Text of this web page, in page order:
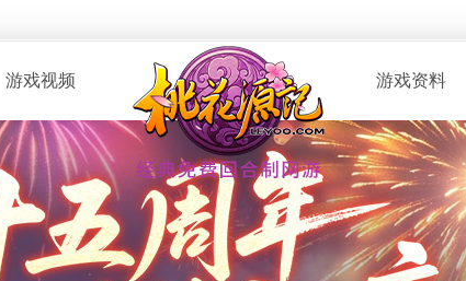
游戏视频 游戏资料
· 桃花服战
· 玩家自制
· 版本CG
· 解说视频
· 新手指南
· 资料攻略
· 召唤兽图鉴